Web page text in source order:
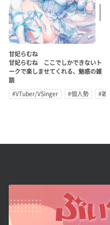
甘妃らむね
甘妃らむね ここでしかできないト
ークで楽しませてくれる、魅惑の雑
談
#VTuber/VSinger
#個人勢 #雑談